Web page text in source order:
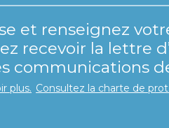
et renseignez
recevoir la lettre
communications
plus. Consultez la charte de